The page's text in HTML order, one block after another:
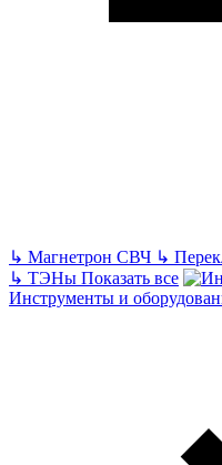
↳ Магнетрон СВЧ ↳
↳ ТЭНы Показать все
Инструменты и